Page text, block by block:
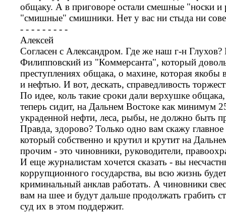
общаку. А в приговоре остали смешные "носки и
"смишные" смишники. Нет у вас ни стыда ни
- - - - - - - - -
Алексей
Согласен с Александром. Где же наш г-н Глухов?
Филипповский из "Коммерсанта", который
преступлениях общака, о махине, которая якобы
и нефтью. И вот, дескать, справедливость
По идее, коль такие сроки дали верхушке
теперь сидит, на Дальнем Востоке как минимум
украденной нефти, леса, рыбы, не должно быть
Правда, здорово? Только одно вам скажу
который собственно и крутил и крутит на
прочим - это чиновники, руководители,
И еще журналистам хочется сказать - вы
коррупционного государства, вы всю жизнь
криминальный анклав работать. А чиновники
вам на шее и будут дальше продолжать грабить
суд их в этом поддержит.